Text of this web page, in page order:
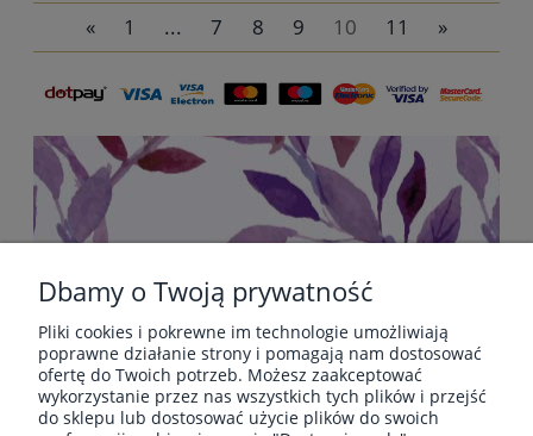
do koszyka
« 1 ... 7 8 9 10 11 »
POMOC
PŁATNOŚCI I DOSTAWA
Dbamy o Twoją prywatność
Pliki cookies i pokrewne im technologie umożliwiają
poprawne działanie strony i pomagają nam dostosować
ofertę do Twoich potrzeb. Możesz zaakceptować
wykorzystanie przez nas wszystkich tych plików i przejść
do sklepu lub dostosować użycie plików do swoich